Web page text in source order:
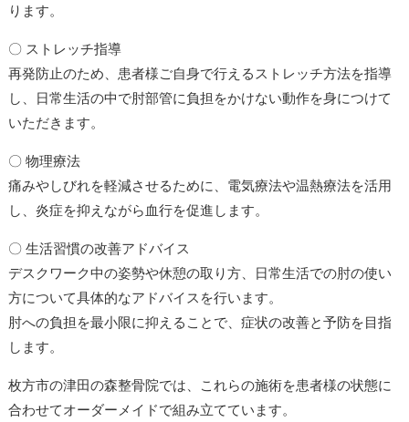
ります。
〇 ストレッチ指導
再発防止のため、患者様ご自身で行えるストレッチ方法を指導
し、日常生活の中で肘部管に負担をかけない動作を身につけて
いただきます。
〇 物理療法
痛みやしびれを軽減させるために、電気療法や温熱療法を活用
し、炎症を抑えながら血行を促進します。
〇 生活習慣の改善アドバイス
デスクワーク中の姿勢や休憩の取り方、日常生活での肘の使い
方について具体的なアドバイスを行います。
肘への負担を最小限に抑えることで、症状の改善と予防を目指
します。
枚方市の津田の森整骨院では、これらの施術を患者様の状態に
合わせてオーダーメイドで組み立てています。